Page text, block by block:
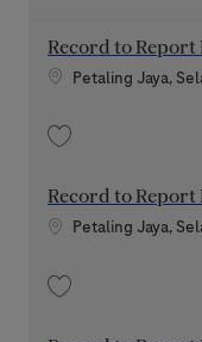
Record to Report
Standort
Petaling Jaya,
Record to
Standort
Petaling Jaya,